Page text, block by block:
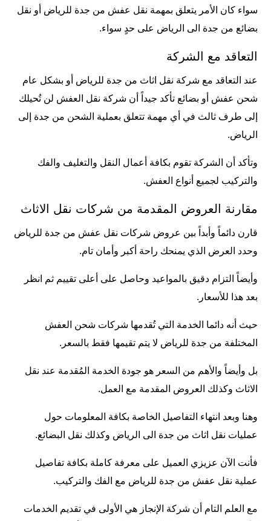
سواء كان الأمر يتعلق بمهمة نقل عفش من جدة للرياض أو نقل
بضائع من جدة الى الرياض على حدٍ سواء.
التعاقد مع الشركة
عند التعاقد مع شركة نقل اثاث من جدة للرياض أو بشكل عام
شحن عفش أو بضائع تأكد جيداً أن شركة نقل العفش لن تُحيلك
إلى طرف ثالث في أي مهمة تتعلق بعملية الشحن من جدة إلى
الرياض.
وتأكد أن الشركة تقوم بكافة أعمال النقل والتغليف والفك
والتركيب لجميع أنواع العفش.
مقارنة العروض المقدمة من شركات نقل الاثاث
قارن دائماً وأبداً بين عروض شركات نقل عفش من جدة للرياض
وحدد العرض الذي يمنحك راحة أكبر وأمان تام.
وأيضاً التزام دقيق بالمواعيد وحاصل على أعلى تقييم ثم انظر
بعد هذا للأسعار.
حيث أنه دائما الخدمة التي تُقدمها شركات شحن العفش
المختلفة من جدة للرياض لا يتم تقيمها فقط بالسعر.
بل وأيضاً والأهم من السعر هو جودة الخدمة المُقدمة عند نقل
الاثاث وكذلك العروض المقدمة مع العمل.
وهنا وبعد انتهاء التفاصيل الخاصة بكافة المعلومات حول
عمليات نقل اثاث من جدة الى الرياض وكذلك نقل البضائع.
فأنت الآن عزيزي العميل على معرفة كاملة بكافة تفاصيل
عملية نقل عفش من جدة للرياض مع الفك والتركيب.
مع العلم التام أن شركة الإنجاز هي الأولى في تقديم الخدمات